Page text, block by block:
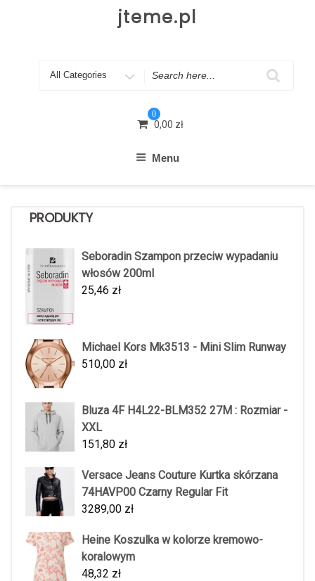
jteme.pl
Search
0
0,00 zł
Menu
PRODUKTY
Seboradin Szampon przeciw wypadaniu
włosów 200ml
25,46 zł
Michael Kors Mk3513 - Mini Slim Runway
510,00 zł
Bluza 4F H4L22-BLM352 27M : Rozmiar -
XXL
151,80 zł
Versace Jeans Couture Kurtka skórzana
74HAVP00 Czarny Regular Fit
3289,00 zł
Heine Koszulka w kolorze kremowo-
koralowym
48,32 zł